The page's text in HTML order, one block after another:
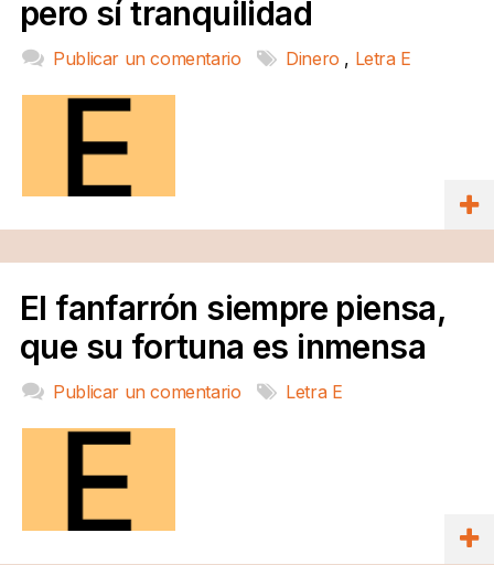
pero sí tranquilidad
Publicar un comentario Dinero , Letra E
El fanfarrón siempre piensa,
que su fortuna es inmensa
Publicar un comentario Letra E